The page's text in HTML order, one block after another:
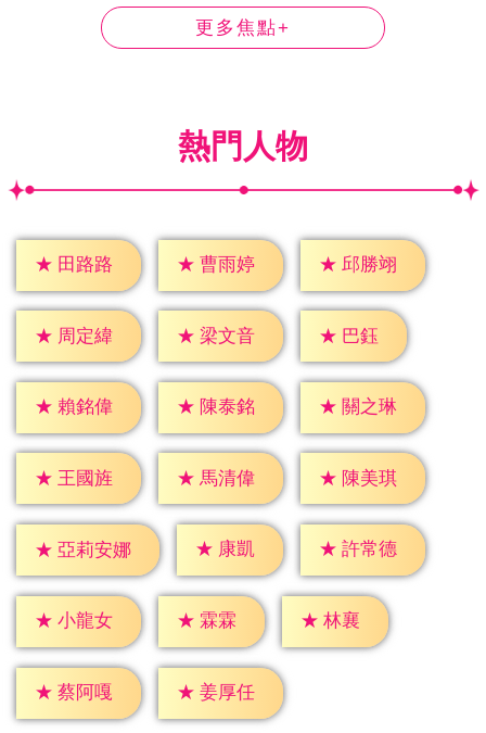
更多焦點+
熱門人物
★ 田路路 ★ 曹雨婷 ★ 邱勝翊
★ 周定緯 ★ 梁文音 ★ 巴鈺
★ 賴銘偉 ★ 陳泰銘 ★ 關之琳
★ 王國旌 ★ 馬清偉 ★ 陳美琪
★ 亞莉安娜 ★ 康凱 ★ 許常德
★ 小龍女 ★ 霖霖 ★ 林襄
★ 蔡阿嘎 ★ 姜厚任